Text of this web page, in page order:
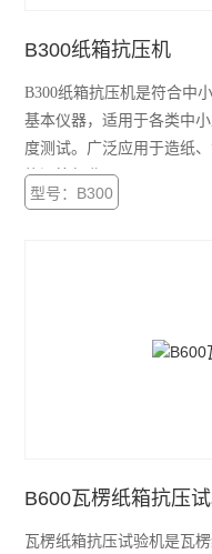
B300纸箱抗压机
B300纸箱抗压机是符合中
基本仪器，适用于各类中
度测试。广泛应用于造纸
能源等行业。
型号：B300
B600瓦楞纸箱抗压
瓦楞纸箱抗压试验机是瓦